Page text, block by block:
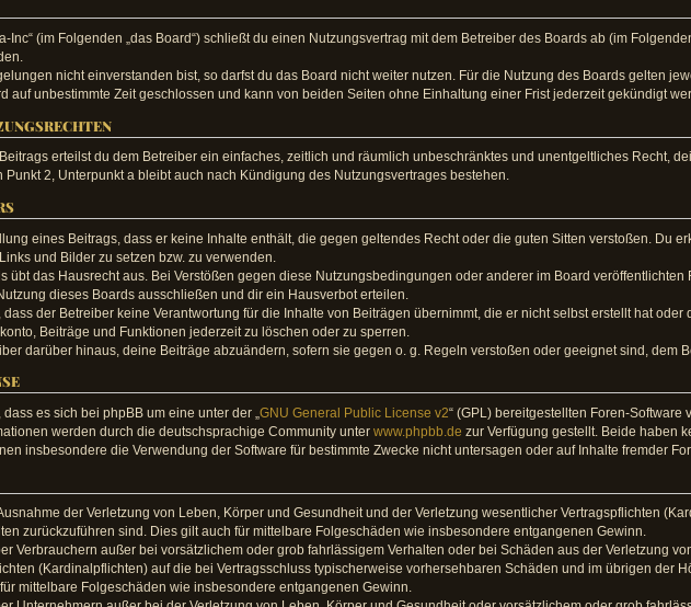
Inc“ (im Folgenden „das Board“) schließt du einen Nutzungsvertrag mit dem Betreiber des Boards ab (im
nicht einverstanden bist, so darfst du das Board nicht weiter nutzen. Für die Nutzung des Boards gelten
auf unbestimmte Zeit geschlossen und kann von beiden Seiten ohne Einhaltung einer Frist jederzeit gekündigt
erteilst du dem Betreiber ein einfaches, zeitlich und räumlich unbeschränktes und unentgeltliches Recht,
Punkt 2, Unterpunkt a bleibt auch nach Kündigung des Nutzungsvertrages bestehen.
eines Beitrags, dass er keine Inhalte enthält, die gegen geltendes Recht oder die guten Sitten verstoßen. Du
und Bilder zu setzen bzw. zu verwenden.
übt das Hausrecht aus. Bei Verstößen gegen diese Nutzungsbedingungen oder anderer im Board
dieses Boards ausschließen und dir ein Hausverbot erteilen.
dass der Betreiber keine Verantwortung für die Inhalte von Beiträgen übernimmt, die er nicht selbst erstellt hat
Beiträge und Funktionen jederzeit zu löschen oder zu sperren.
darüber hinaus, deine Beiträge abzuändern, sofern sie gegen o. g. Regeln verstoßen oder geeignet sind, dem
es sich bei phpBB um eine unter der „GNU General Public License v2“ (GPL) bereitgestellten Foren-Software
werden durch die deutschsprachige Community unter www.phpbb.de zur Verfügung gestellt. Beide haben
insbesondere die Verwendung der Software für bestimmte Zwecke nicht untersagen oder auf Inhalte fremder
der Verletzung von Leben, Körper und Gesundheit und der Verletzung wesentlicher Vertragspflichten
zurückzuführen sind. Dies gilt auch für mittelbare Folgeschäden wie insbesondere entgangenen Gewinn.
Verbrauchern außer bei vorsätzlichem oder grob fahrlässigem Verhalten oder bei Schäden aus der Verletzung
(Kardinalpflichten) auf die bei Vertragsschluss typischerweise vorhersehbaren Schäden und im übrigen der
mittelbare Folgeschäden wie insbesondere entgangenen Gewinn.